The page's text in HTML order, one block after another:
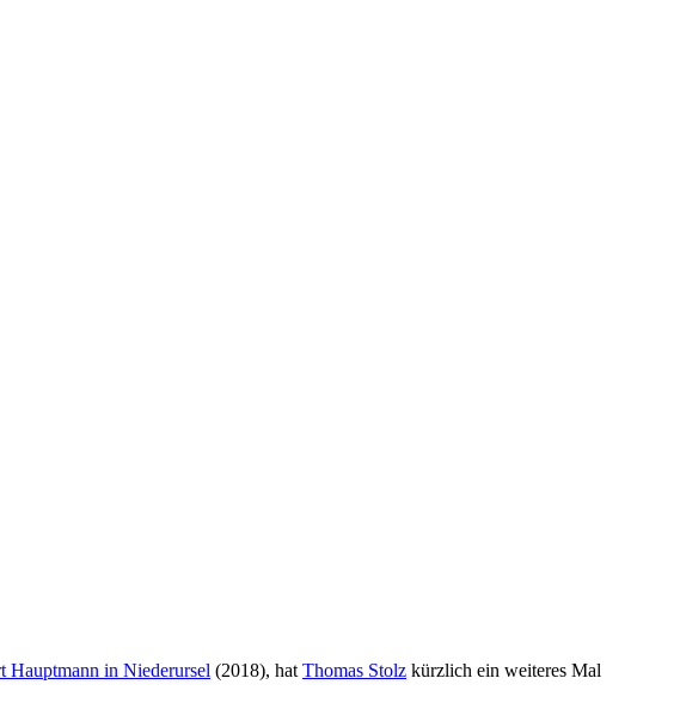
Hauptmann in Niederursel (2018), hat Thomas Stolz kürzlich ein weiteres Mal